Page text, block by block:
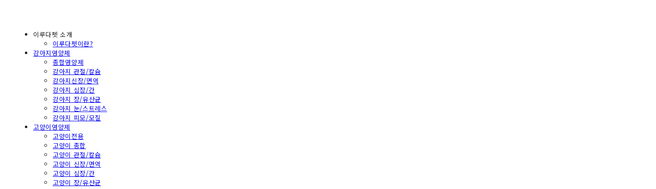
이루다펫 소개
이루다펫이란?
강아지영양제
종합영양제
강아지 관절/칼슘
강아지신장/면역
강아지 심장/간
강아지 장/유산균
강아지 눈/스트레스
강아지 피모/모질
고양이영양제
고양이전용
고양이 종합
고양이 관절/칼슘
고양이 신장/면역
고양이 심장/간
고양이 장/유산균